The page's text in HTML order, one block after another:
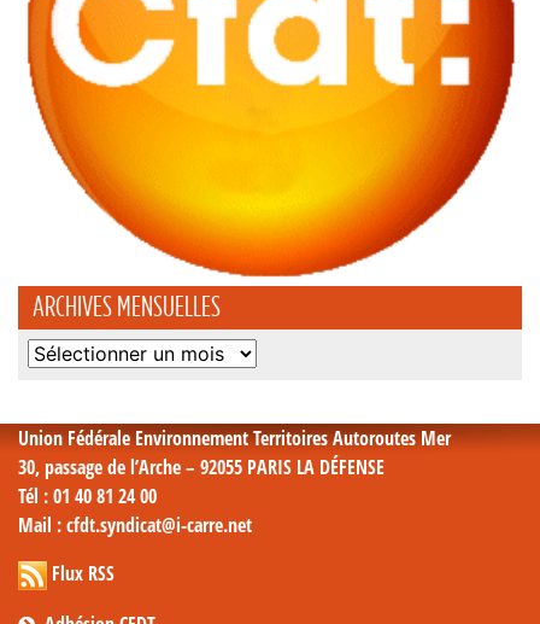
ARCHIVES MENSUELLES
Archives
Union Fédérale Environnement Territoires Autoroutes Mer
30, passage de l’Arche – 92055 PARIS LA DÉFENSE
Tél : 01 40 81 24 00
Mail : cfdt.syndicat@i-carre.net
Flux RSS